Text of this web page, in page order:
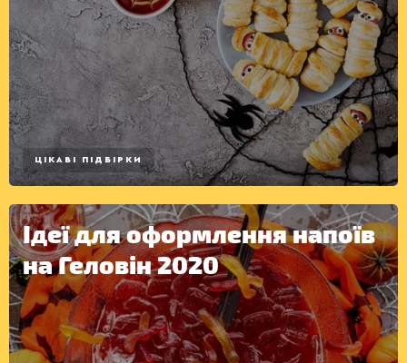
ДЕСЕРТИ
ЦІКАВІ ПІДБІРКИ
Ідеї для оформлення напоїв
на Геловін 2020